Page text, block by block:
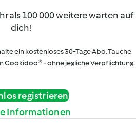
als 100 000 weitere warten auf
dich!
ein kostenloses 30-Tage Abo. Tauche
Cookidoo® - ohne jegliche Verpflichtung.
registrieren
Informationen